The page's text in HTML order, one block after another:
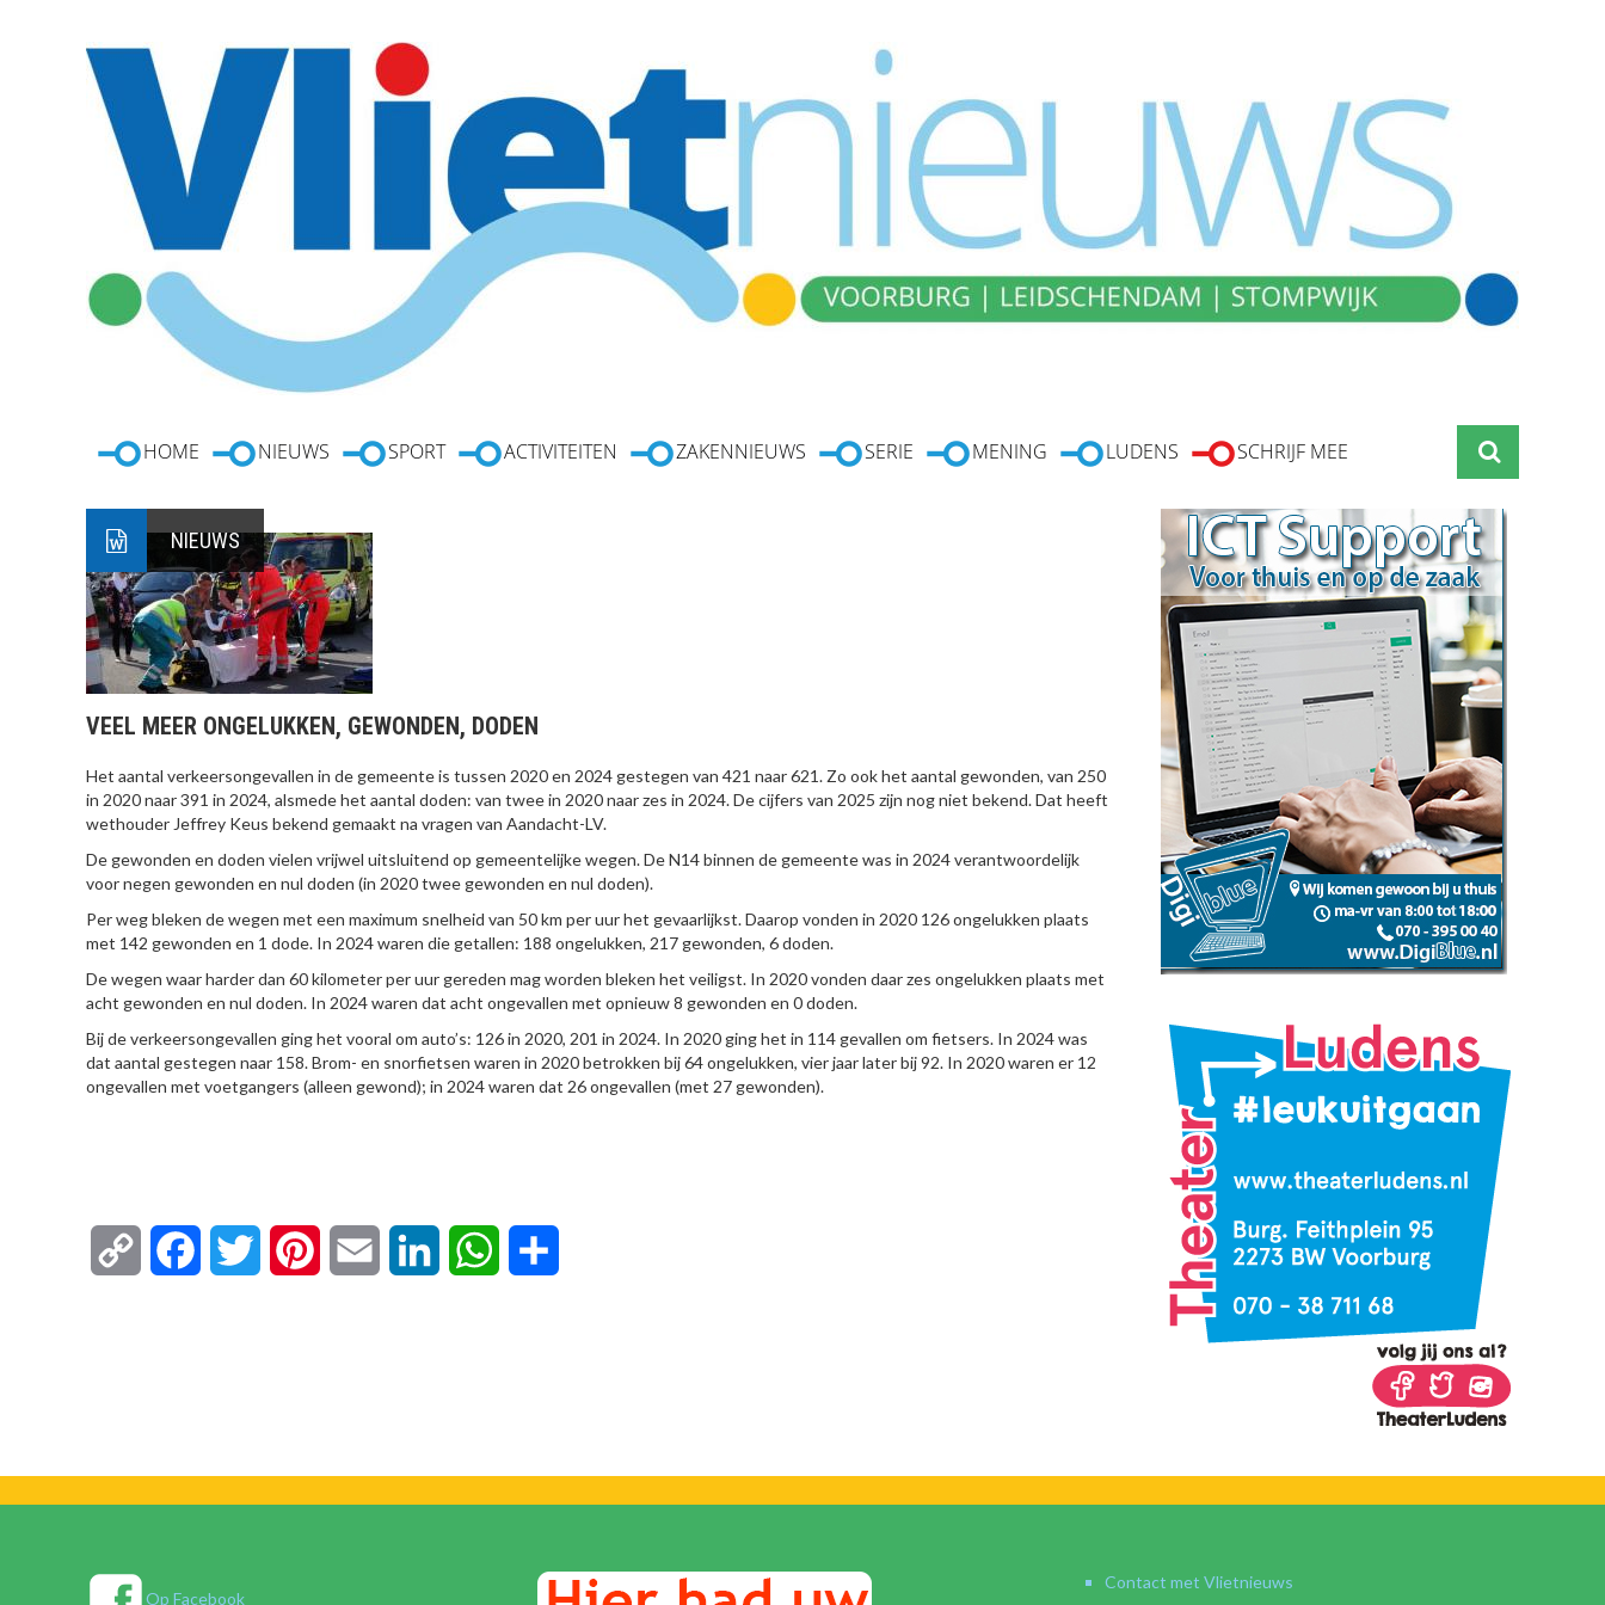
HOME NIEUWS SPORT ACTIVITEITEN ZAKENNIEUWS SERIE MENING LUDENS SCHRIJF MEE
NIEUWS
VEEL MEER ONGELUKKEN, GEWONDEN, DODEN
Het aantal verkeersongevallen in de gemeente is tussen 2020 en 2024 gestegen van 421 naar 621. Zo ook het aantal gewonden, van 250
in 2020 naar 391 in 2024, alsmede het aantal doden: van twee in 2020 naar zes in 2024. De cijfers van 2025 zijn nog niet bekend. Dat heeft
wethouder Jeffrey Keus bekend gemaakt na vragen van Aandacht-LV.
De gewonden en doden vielen vrijwel uitsluitend op gemeentelijke wegen. De N14 binnen de gemeente was in 2024 verantwoordelijk
voor negen gewonden en nul doden (in 2020 twee gewonden en nul doden).
Per weg bleken de wegen met een maximum snelheid van 50 km per uur het gevaarlijkst. Daarop vonden in 2020 126 ongelukken plaats
met 142 gewonden en 1 dode. In 2024 waren die getallen: 188 ongelukken, 217 gewonden, 6 doden.
De wegen waar harder dan 60 kilometer per uur gereden mag worden bleken het veiligst. In 2020 vonden daar zes ongelukken plaats met
acht gewonden en nul doden. In 2024 waren dat acht ongevallen met opnieuw 8 gewonden en 0 doden.
Bij de verkeersongevallen ging het vooral om auto’s: 126 in 2020, 201 in 2024. In 2020 ging het in 114 gevallen om fietsers. In 2024 was
dat aantal gestegen naar 158. Brom- en snorfietsen waren in 2020 betrokken bij 64 ongelukken, vier jaar later bij 92. In 2020 waren er 12
ongevallen met voetgangers (alleen gewond); in 2024 waren dat 26 ongevallen (met 27 gewonden).
Copy FacebookTwitter Pinterest Email LinkedIn WhatsApp
Op Facebook
Contact met Vlietnieuws